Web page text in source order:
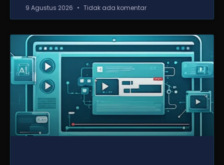
9 Agustus 2026 Tidak ada komentar